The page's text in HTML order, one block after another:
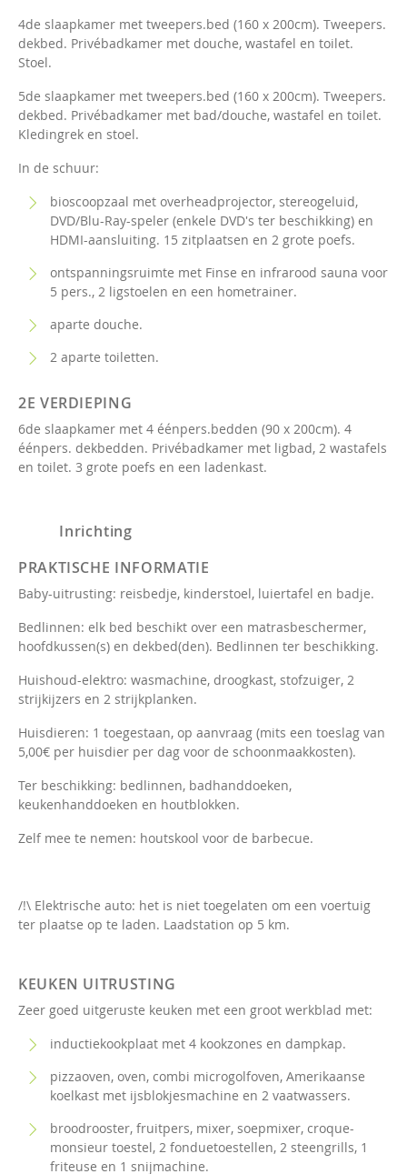
4de slaapkamer met tweepers.bed (160 x 200cm). Tweepers.
dekbed. Privébadkamer met douche, wastafel en toilet.
Stoel.
5de slaapkamer met tweepers.bed (160 x 200cm). Tweepers.
dekbed. Privébadkamer met bad/douche, wastafel en toilet.
Kledingrek en stoel.
In de schuur:
bioscoopzaal met overheadprojector, stereogeluid,
DVD/Blu-Ray-speler (enkele DVD's ter beschikking) en
HDMI-aansluiting. 15 zitplaatsen en 2 grote poefs.
ontspanningsruimte met Finse en infrarood sauna voor
5 pers., 2 ligstoelen en een hometrainer.
aparte douche.
2 aparte toiletten.
2E VERDIEPING
6de slaapkamer met 4 éénpers.bedden (90 x 200cm). 4
éénpers. dekbedden. Privébadkamer met ligbad, 2 wastafels
en toilet. 3 grote poefs en een ladenkast.
Inrichting
PRAKTISCHE INFORMATIE
Baby-uitrusting: reisbedje, kinderstoel, luiertafel en badje.
Bedlinnen: elk bed beschikt over een matrasbeschermer,
hoofdkussen(s) en dekbed(den). Bedlinnen ter beschikking.
Huishoud-elektro: wasmachine, droogkast, stofzuiger, 2
strijkijzers en 2 strijkplanken.
Huisdieren: 1 toegestaan, op aanvraag (mits een toeslag van
5,00€ per huisdier per dag voor de schoonmaakkosten).
Ter beschikking: bedlinnen, badhanddoeken,
keukenhanddoeken en houtblokken.
Zelf mee te nemen: houtskool voor de barbecue.
/!\ Elektrische auto: het is niet toegelaten om een voertuig
ter plaatse op te laden. Laadstation op 5 km.
KEUKEN UITRUSTING
Zeer goed uitgeruste keuken met een groot werkblad met:
inductiekookplaat met 4 kookzones en dampkap.
pizzaoven, oven, combi microgolfoven, Amerikaanse
koelkast met ijsblokjesmachine en 2 vaatwassers.
broodrooster, fruitpers, mixer, soepmixer, croque-
monsieur toestel, 2 fonduetoestellen, 2 steengrills, 1
friteuse en 1 snijmachine.